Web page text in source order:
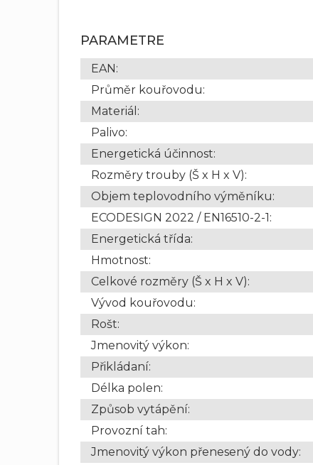
PARAMETRE
EAN:
Průměr kouřovodu:
Materiál :
Palivo:
Energetická účinnost:
Rozměry trouby (Š x H x V):
Objem teplovodního výměníku:
ECODESIGN 2022 / EN16510-2-1:
Energetická třída:
Hmotnost:
Celkové rozměry (Š x H x V):
Vývod kouřovodu:
Rošt:
Jmenovitý výkon:
Přikládaní:
Délka polen:
Způsob vytápění:
Provozní tah:
Jmenovitý výkon přenesený do vody: